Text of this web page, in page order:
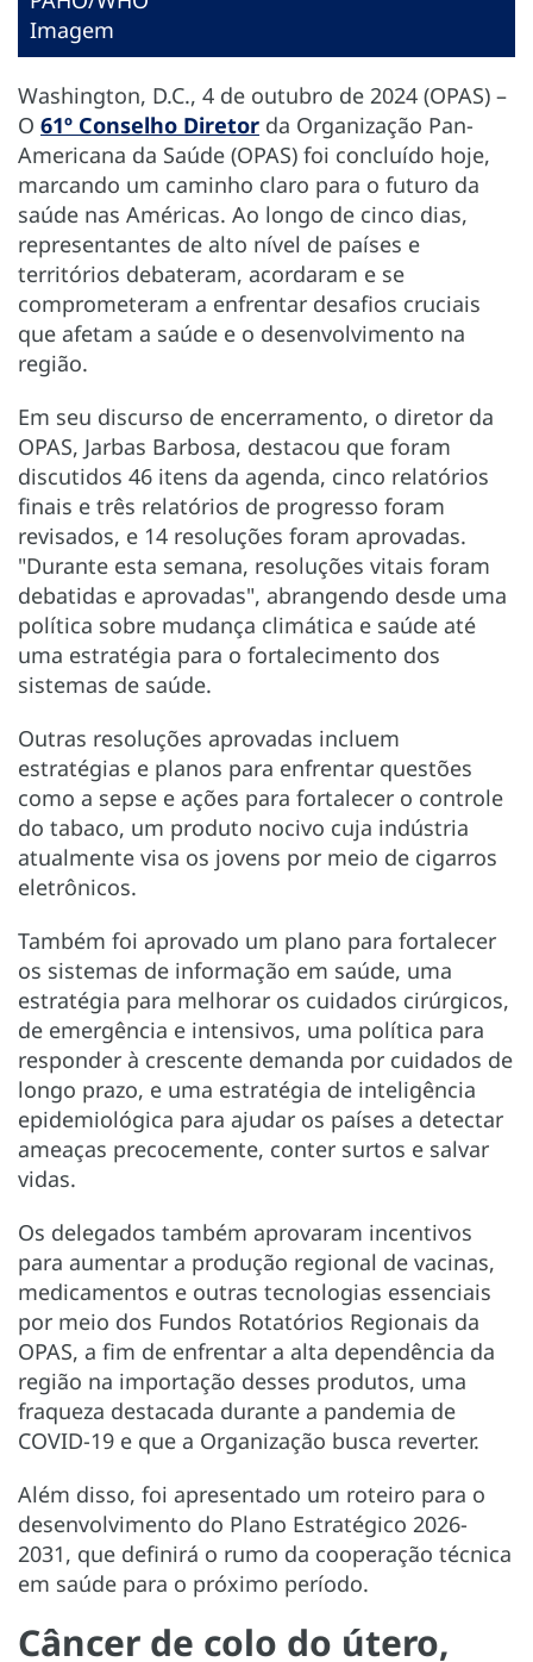
Imagem
Washington, D.C., 4 de outubro de 2024 (OPAS) –
O 61º Conselho Diretor da Organização Pan-
Americana da Saúde (OPAS) foi concluído hoje,
marcando um caminho claro para o futuro da
saúde nas Américas. Ao longo de cinco dias,
representantes de alto nível de países e
territórios debateram, acordaram e se
comprometeram a enfrentar desafios cruciais
que afetam a saúde e o desenvolvimento na
região.
Em seu discurso de encerramento, o diretor da
OPAS, Jarbas Barbosa, destacou que foram
discutidos 46 itens da agenda, cinco relatórios
finais e três relatórios de progresso foram
revisados, e 14 resoluções foram aprovadas.
"Durante esta semana, resoluções vitais foram
debatidas e aprovadas", abrangendo desde uma
política sobre mudança climática e saúde até
uma estratégia para o fortalecimento dos
sistemas de saúde.
Outras resoluções aprovadas incluem
estratégias e planos para enfrentar questões
como a sepse e ações para fortalecer o controle
do tabaco, um produto nocivo cuja indústria
atualmente visa os jovens por meio de cigarros
eletrônicos.
Também foi aprovado um plano para fortalecer
os sistemas de informação em saúde, uma
estratégia para melhorar os cuidados cirúrgicos,
de emergência e intensivos, uma política para
responder à crescente demanda por cuidados de
longo prazo, e uma estratégia de inteligência
epidemiológica para ajudar os países a detectar
ameaças precocemente, conter surtos e salvar
vidas.
Os delegados também aprovaram incentivos
para aumentar a produção regional de vacinas,
medicamentos e outras tecnologias essenciais
por meio dos Fundos Rotatórios Regionais da
OPAS, a fim de enfrentar a alta dependência da
região na importação desses produtos, uma
fraqueza destacada durante a pandemia de
COVID-19 e que a Organização busca reverter.
Além disso, foi apresentado um roteiro para o
desenvolvimento do Plano Estratégico 2026-
2031, que definirá o rumo da cooperação técnica
em saúde para o próximo período.
Câncer de colo do útero,